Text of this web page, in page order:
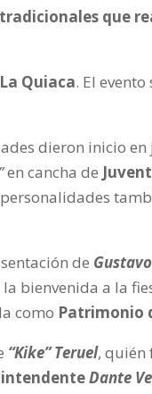
que
La Quiaca. El
dieron inicio
en cancha de
de
bienvenida a la
como Patrimonio
“Kike” Teruel, quién
intendenteDante